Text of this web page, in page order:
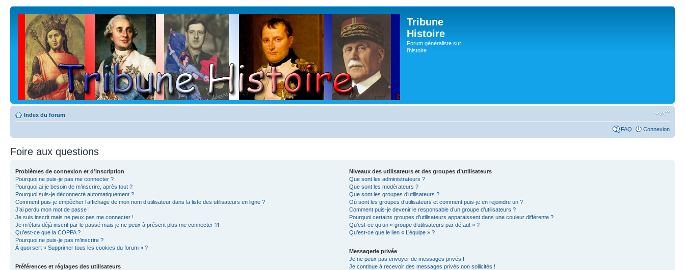
Tribune
Histoire
Forum généraliste sur
l'histoire
Index du forum
FAQ Connexion
Foire aux questions
Problèmes de connexion et d’inscription
Pourquoi ne puis-je pas me connecter ?
Pourquoi ai-je besoin de m’inscrire, après tout ?
Pourquoi suis-je déconnecté automatiquement ?
Comment puis-je empêcher l’affichage de mon nom d’utilisateur dans la liste des utilisateurs en ligne ?
J’ai perdu mon mot de passe !
Je suis inscrit mais ne peux pas me connecter !
Je m’étais déjà inscrit par le passé mais je ne peux à présent plus me connecter ?!
Qu’est-ce que la COPPA ?
Pourquoi ne puis-je pas m’inscrire ?
À quoi sert « Supprimer tous les cookies du forum » ?
Préférences et réglages des utilisateurs
Niveaux des utilisateurs et des groupes d’utilisateurs
Que sont les administrateurs ?
Que sont les modérateurs ?
Que sont les groupes d’utilisateurs ?
Où sont les groupes d’utilisateurs et comment puis-je en rejoindre un ?
Comment puis-je devenir le responsable d’un groupe d’utilisateurs ?
Pourquoi certains groupes d’utilisateurs apparaissent dans une couleur différente ?
Qu’est-ce qu’un « groupe d’utilisateurs par défaut » ?
Qu’est-ce que le lien « L’équipe » ?
Messagerie privée
Je ne peux pas envoyer de messages privés !
Je continue à recevoir des messages privés non sollicités !